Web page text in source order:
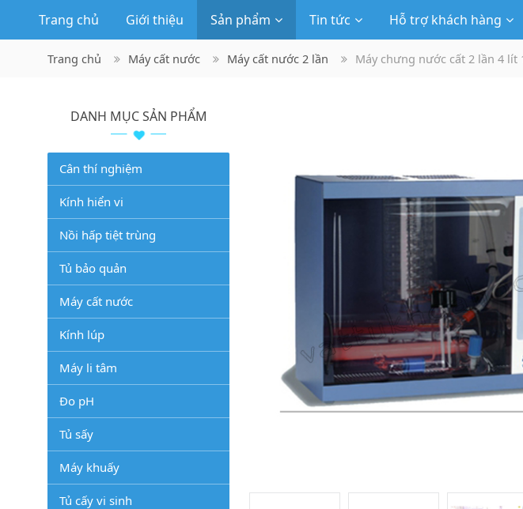
Trang chủ Giới thiệu Sản phẩm Tin tức Hỗ trợ khách hàng
Trang chủ Máy cất nước Máy cất nước 2 lần Máy chưng nước cất 2 lần 4 lít
DANH MỤC SẢN PHẨM
Cân thí nghiệm
Kính hiển vi
Nồi hấp tiệt trùng
Tủ bảo quản
Máy cất nước
Kính lúp
Máy li tâm
Đo pH
Tủ sấy
Máy khuấy
Tủ cấy vi sinh